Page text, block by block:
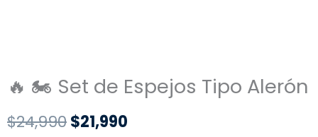
🔥 🏍️ Set de Espejos Tipo Alerón
$24,990El
$21,990